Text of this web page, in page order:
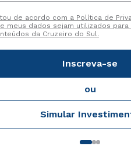
de acordo com a Política de
meus dados sejam utilizados para
da Cruzeiro do Sul.
Inscreva-se
ou
Simular